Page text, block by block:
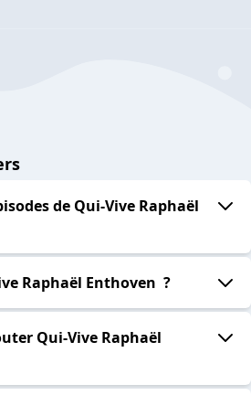
de Qui-Vive Raphaël
Raphaël Enthoven ?
Qui-Vive Raphaël